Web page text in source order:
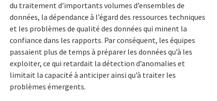
du traitement d’importants volumes d’ensembles de
données, la dépendance à l’égard des ressources techniques
et les problèmes de qualité des données qui minent la
confiance dans les rapports. Par conséquent, les équipes
passaient plus de temps à préparer les données qu’à les
exploiter, ce qui retardait la détection d’anomalies et
limitait la capacité à anticiper ainsi qu’à traiter les
problèmes émergents.